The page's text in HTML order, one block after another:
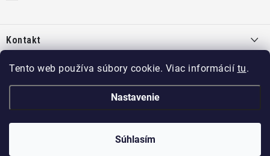
Tento web používa súbory cookie. Viac informácií tu.
Nastavenie
Súhlasím
pKontakt
info @ kcshop.sk
+421 918 725 111
Kategórie
O nás
KCshop.sk. Všetky práva vyhradené.